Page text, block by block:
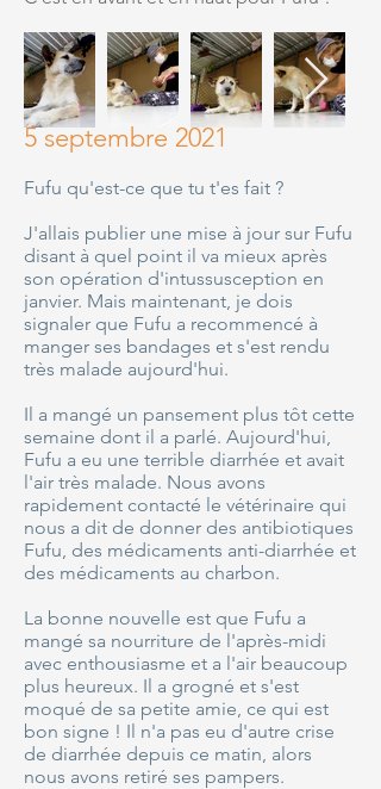
5 septembre 2021
Fufu qu'est-ce que tu t'es fait ?
J'allais publier une mise à jour sur Fufu
disant à quel point il va mieux après
son opération d'intussusception en
janvier. Mais maintenant, je dois
signaler que Fufu a recommencé à
manger ses bandages et s'est rendu
très malade aujourd'hui.
Il a mangé un pansement plus tôt cette
semaine dont il a parlé. Aujourd'hui,
Fufu a eu une terrible diarrhée et avait
l'air très malade. Nous avons
rapidement contacté le vétérinaire qui
nous a dit de donner des antibiotiques
Fufu, des médicaments anti-diarrhée et
des médicaments au charbon.
La bonne nouvelle est que Fufu a
mangé sa nourriture de l'après-midi
avec enthousiasme et a l'air beaucoup
plus heureux. Il a grogné et s'est
moqué de sa petite amie, ce qui est
bon signe ! Il n'a pas eu d'autre crise
de diarrhée depuis ce matin, alors
nous avons retiré ses pampers.